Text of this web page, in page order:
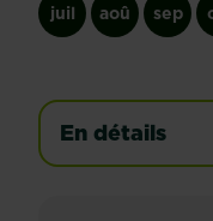
juil aoû sep
En détails